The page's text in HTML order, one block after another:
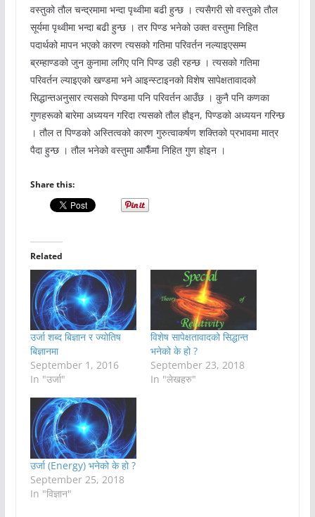
वस्तुको तौल चन्द्रमामा भन्दा पृथ्वीमा बढी हुन्छ । त्यसैगरी सो वस्तुको तौल
सूर्यमा पृथ्वीमा भन्दा बढी हुन्छ । तर पिण्ड भनेको उक्त वस्तुमा निहित
पदार्थको मापन भएको कारण त्यसको गतिमा परिवर्तन नल्याइएसम्म
ब्रम्हाण्डको जुन कुनामा लगिए पनि पिण्ड उही रहन्छ । त्यसको गतिमा
परिवर्तन ल्याइएको खण्डमा भने आइन्स्टाइनको विशेष सापेक्षतावादको
सिद्धान्तअनुसार त्यसको पिण्डमा पनि परिवर्तन आउँछ । कुनै पनि कणका
गुणहरूको बारेमा अध्ययन गरिदा त्यसको तौल हौइन, पिण्डको अध्ययन गरिन्छ
। तौल त पिण्डको अस्तित्वको कारण गुरुत्वाकर्षण शक्तिको प्रभावमा मात्र
पैदा हुन्छ । तौल भनेको वस्तुमा आफैँमा निहित गुण होइन ।
Share this:
Related
उर्जा शब्द बिज्ञान र ज्योतिष
बिज्ञानमा
September 1, 2016
In "उर्जा"
विशेष सापेक्षतावादको सिद्धान्त
भनेको के हो ?
September 23, 2018
In "लेखहरु"
उर्जा (Energy) भनेको के हो ?
September 25, 2018
In "विज्ञान"